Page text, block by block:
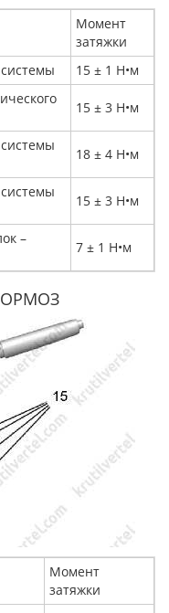
Момент
затяжки
15 ± 1 Н•м
15 ± 3 Н•м
18 ± 4 Н•м
15 ± 3 Н•м
–
7 ± 1 Н•м
Момент
затяжки